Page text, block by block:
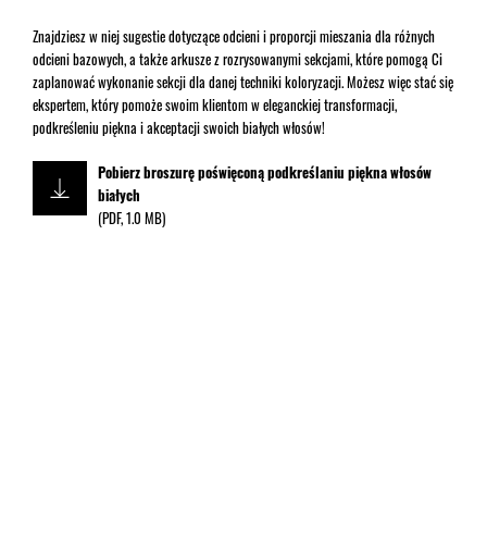
Znajdziesz w niej sugestie dotyczące odcieni i proporcji mieszania dla różnych
odcieni bazowych, a także arkusze z rozrysowanymi sekcjami, które pomogą Ci
zaplanować wykonanie sekcji dla danej techniki koloryzacji. Możesz więc stać się
ekspertem, który pomoże swoim klientom w eleganckiej transformacji,
podkreśleniu piękna i akceptacji swoich białych włosów!
Pobierz broszurę poświęconą podkreślaniu piękna włosów
białych
(PDF,1.0 MB)